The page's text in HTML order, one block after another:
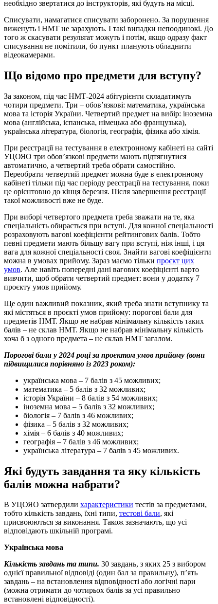
необхідно звертатися до інструкторів, які будуть на місці.
Списувати, намагатися списувати заборонено. За порушення
виженуть і НМТ не зарахують. І такі випадки непоодинокі. До
того ж скасувати результат можуть і потім, якщо одразу факт
списування не помітили, бо пункт планують обладнити
відеокамерами.
Що відомо про предмети для вступу?
За законом, під час НМТ-2024 абітурієнти складатимуть
чотири предмети. Три – обов’язкові: математика, українська
мова та історія України. Четвертий предмет на вибір: іноземна
мова (англійська, іспанська, німецька або французька),
українська література, біологія, географія, фізика або хімія.
При реєстрації на тестування в електронному кабінеті на сайті
УЦОЯО три обов’язкові предмети мають підтягнутися
автоматично, а четвертий треба обрати самостійно.
Переобрати четвертий предмет можна буде в електронному
кабінеті тільки під час періоду реєстрації на тестування, поки
це орієнтовно до кінця березня. Після завершення реєстрації
такої можливості вже не буде.
При виборі четвертого предмета треба зважати на те, яка
спеціальність обирається при вступі. Для кожної спеціальності
розраховують вагові коефіцієнти рейтингових балів. Тобто
певні предмети мають більшу вагу при вступі, ніж інші, і ця
вага для кожної спеціальності своя. Знайти вагові коефіцієнти
можна в умовах прийому. Зараз маємо тільки проєкт цих
умов. Але навіть попередні дані вагових коефіцієнті варто
вивчити, щоб обрати четвертий предмет: вони у додатку 7
проєкту умов прийому.
Ще один важливий показник, який треба знати вступнику та
які містяться в проєкті умов прийому: порогові бали для
предметів НМТ. Якщо не набрав мінімальну кількість таких
балів – не склав НМТ. Якщо не набрав мінімальну кількість
хоча б з одного предмета – не склав НМТ загалом.
Порогові бали у 2024 році за проєктом умов прийому (вони
підвищилися порівняно із 2023 роком):
українська мова – 7 балів з 45 можливих;
математика – 5 балів з 32 можливих;
історія України – 8 балів з 54 можливих;
іноземна мова – 5 балів з 32 можливих;
біологія – 7 балів з 46 можливих;
фізика – 5 балів з 32 можливих;
хімія – 6 балів з 40 можливих;
географія – 7 балів з 46 можливих;
українська література – 7 балів з 45 можливих.
Які будуть завдання та яку кількість
балів можна набрати?
В УЦОЯО затвердили характеристики тестів за предметами,
тобто кількість завдань, їхні типи, тестові бали, які
присвоюються за виконання. Також зазначають, що усі
відповідають шкільній програмі.
Українська мова
Кількість завдань та типи. 30 завдань, з яких 25 з вибором
однієї правильної відповіді (один бал за правильну), п’ять
завдань – на встановлення відповідності або логічні пари
(можна отримати до чотирьох балів за усі правильно
встановлені відповідності).